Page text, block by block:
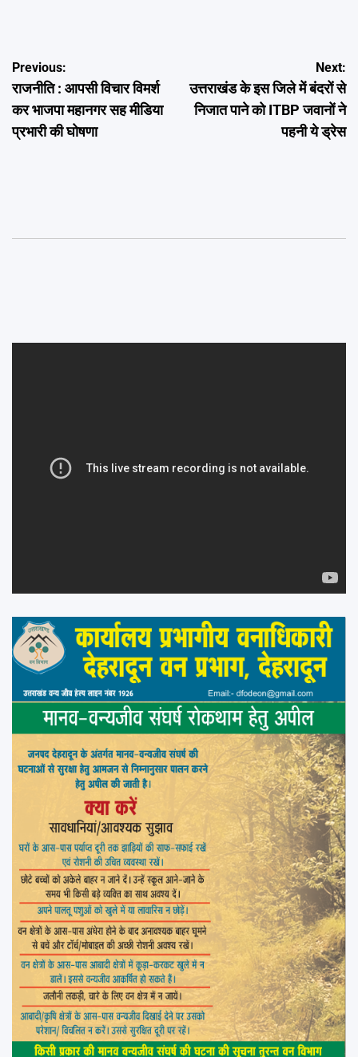
Post
navigation
Previous:
राजनीति : आपसी विचार विमर्श
कर भाजपा महानगर सह मीडिया
प्रभारी की घोषणा
Next:
उत्तराखंड के इस जिले में बंदरों से
निजात पाने को ITBP जवानों ने
पहनी ये ड्रेस